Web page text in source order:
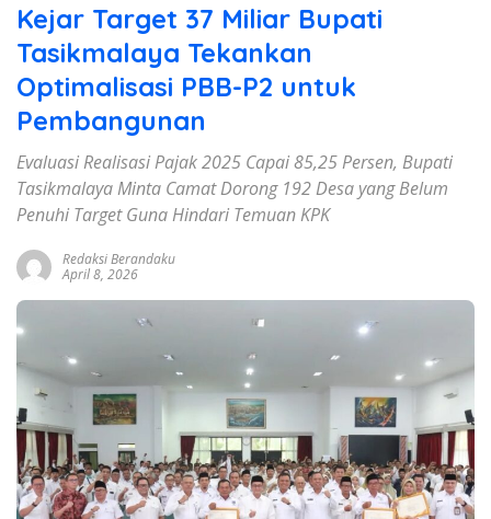
Kejar Target 37 Miliar Bupati
Tasikmalaya Tekankan
Optimalisasi PBB-P2 untuk
Pembangunan
Evaluasi Realisasi Pajak 2025 Capai 85,25 Persen, Bupati
Tasikmalaya Minta Camat Dorong 192 Desa yang Belum
Penuhi Target Guna Hindari Temuan KPK
Redaksi Berandaku
April 8, 2026